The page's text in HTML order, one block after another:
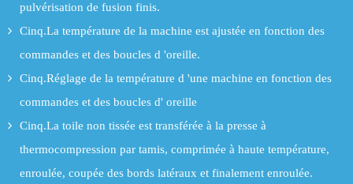
pulvérisation de fusion finis.
Cinq.La température de la machine est ajustée en fonction des
commandes et des boucles d 'oreille.
Cinq.Réglage de la température d 'une machine en fonction des
commandes et des boucles d' oreille
Cinq.La toile non tissée est transférée à la presse à
thermocompression par tamis, comprimée à haute température,
enroulée, coupée des bords latéraux et finalement enroulée.